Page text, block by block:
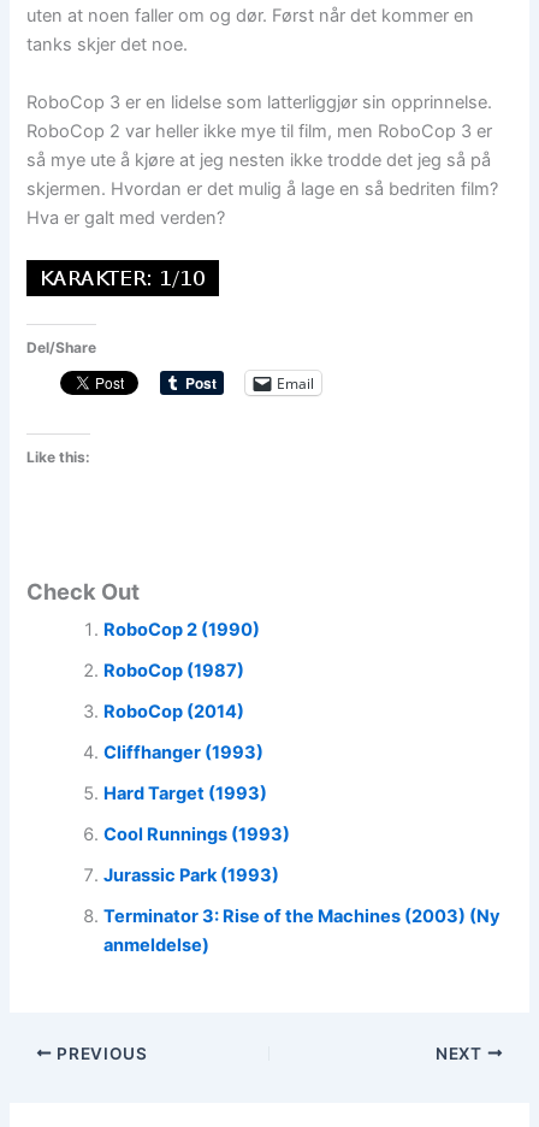
uten at noen faller om og dør. Først når det kommer en
tanks skjer det noe.
RoboCop 3 er en lidelse som latterliggjør sin opprinnelse.
RoboCop 2 var heller ikke mye til film, men RoboCop 3 er
så mye ute å kjøre at jeg nesten ikke trodde det jeg så på
skjermen. Hvordan er det mulig å lage en så bedriten film?
Hva er galt med verden?
Del/Share
Email
Like this:
Check Out
RoboCop 2 (1990)
RoboCop (1987)
RoboCop (2014)
Cliffhanger (1993)
Hard Target (1993)
Cool Runnings (1993)
Jurassic Park (1993)
Terminator 3: Rise of the Machines (2003) (Ny
anmeldelse)
PREVIOUS NEXT